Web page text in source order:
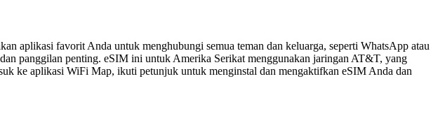
aplikasi favorit Anda untuk menghubungi semua teman dan keluarga, seperti WhatsApp atau
panggilan penting. eSIM ini untuk Amerika Serikat menggunakan jaringan AT&T, yang
ke aplikasi WiFi Map, ikuti petunjuk untuk menginstal dan mengaktifkan eSIM Anda dan